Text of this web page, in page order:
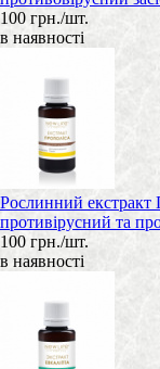
100 грн./шт.
в наявності
Рослинний екстракт
противірусний та
100 грн./шт.
в наявності